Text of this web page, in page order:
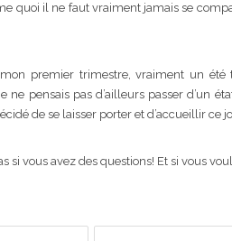
quoi il ne faut vraiment jamais se
premier trimestre, vraiment un
ne pensais pas d’ailleurs passer d’un
de se laisser porter et d’accueillir ce
si vous avez des questions! Et si vous